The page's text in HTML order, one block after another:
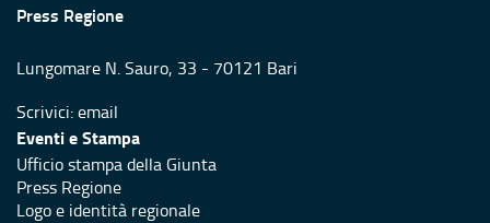
Press Regione
Lungomare N. Sauro, 33 - 70121 Bari
Scrivici:email
Eventi e Stampa
Ufficio stampa della Giunta
Press Regione
Logo e identità regionale